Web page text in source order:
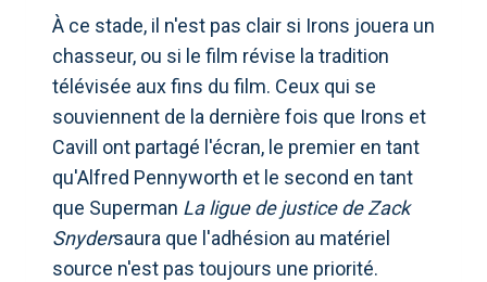
À ce stade, il n'est pas clair si Irons jouera un
chasseur, ou si le film révise la tradition
télévisée aux fins du film. Ceux qui se
souviennent de la dernière fois que Irons et
Cavill ont partagé l'écran, le premier en tant
qu'Alfred Pennyworth et le second en tant
que Superman La ligue de justice de Zack
Snydersaura que l'adhésion au matériel
source n'est pas toujours une priorité.